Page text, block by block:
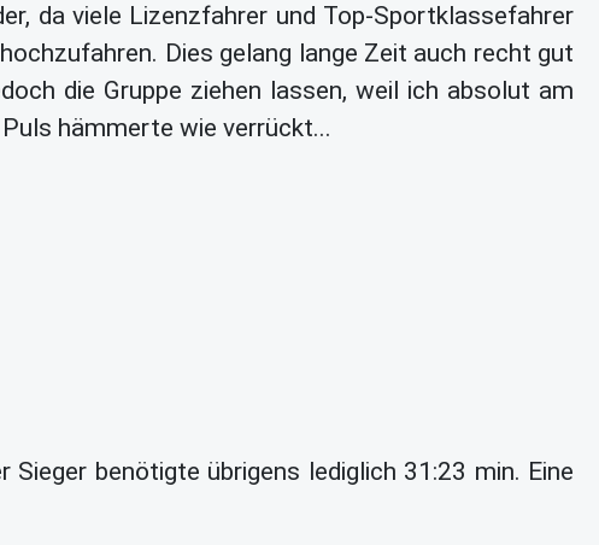
da viele Lizenzfahrer und Top-Sportklassefahrer
Dies gelang lange Zeit auch recht gut
die Gruppe ziehen lassen, weil ich absolut am
hämmerte wie verrückt...
benötigte übrigens lediglich 31:23 min. Eine